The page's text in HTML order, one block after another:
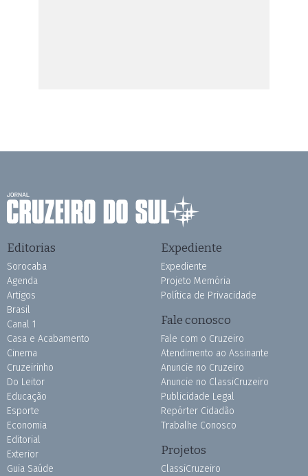
Editorias
Sorocaba
Agenda
Artigos
Brasil
Canal 1
Casa e Acabamento
Cinema
Cruzeirinho
Do Leitor
Educação
Esporte
Economia
Editorial
Exterior
Guia Saúde
Expediente
Expediente
Projeto Memória
Política de Privacidade
Fale conosco
Fale com o Cruzeiro
Atendimento ao Assinante
Anuncie no Cruzeiro
Anuncie no ClassiCruzeiro
Publicidade Legal
Repórter Cidadão
Trabalhe Conosco
Projetos
ClassiCruzeiro